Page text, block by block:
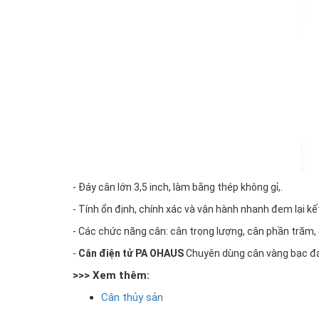
- Đáy cân lớn 3,5 inch, làm bằng thép không gỉ,.
- Tính ổn định, chính xác và vận hành nhanh đem lại
- Các chức năng cân: cân trọng lượng, cân phần
- Cân điện tử PA OHAUSChuyên dùng cân vàng bạc
>>> Xem thêm:
Cân thủy sản